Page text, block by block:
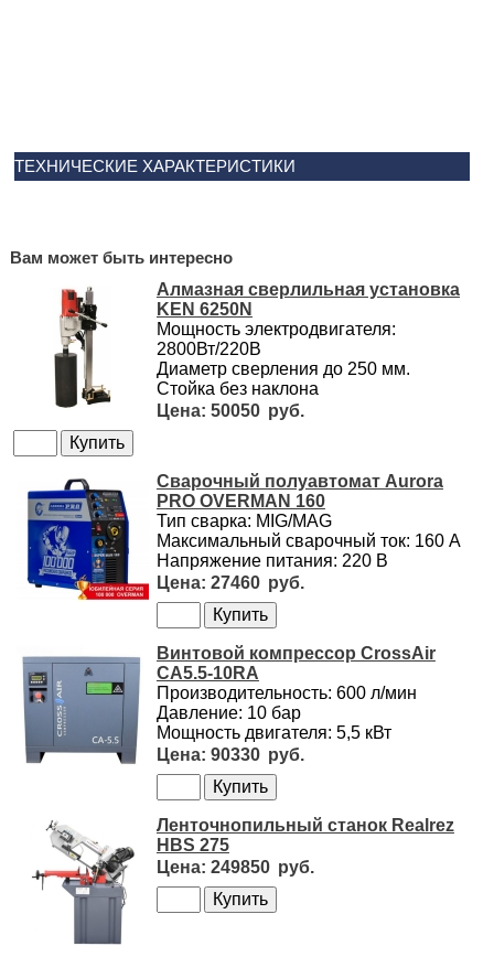
ТЕХНИЧЕСКИЕ ХАРАКТЕРИСТИКИ
Вам может быть интересно
Алмазная сверлильная установка
KEN 6250N
Мощность электродвигателя:
2800Вт/220В
Диаметр сверления до 250 мм.
Стойка без наклона
50050
Сварочный полуавтомат Aurora
PRO OVERMAN 160
Тип сварка: MIG/MAG
Максимальный сварочный ток: 160 А
Напряжение питания: 220 В
27460
Винтовой компрессор CrossAir
CA5.5-10RA
Производительность: 600 л/мин
Давление: 10 бар
Мощность двигателя: 5,5 кВт
90330
Ленточнопильный станок Realrez
HBS 275
249850